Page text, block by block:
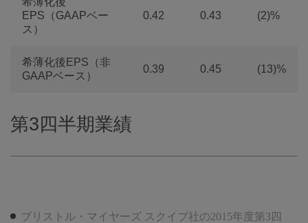
EPS（GAAPベー
ス）
0.42 0.43 (2)%
希薄化後EPS（非
GAAPベース）
0.39 0.45 (13)%
第3四半期業績
ブリストル・マイヤーズ スクイブ社の2015年度第3四